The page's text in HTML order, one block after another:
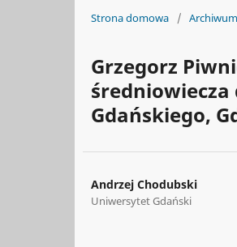
Strona domowa / Archiwum
Grzegorz
Gdańskiego,
Andrzej Chodubski
Uniwersytet Gdański